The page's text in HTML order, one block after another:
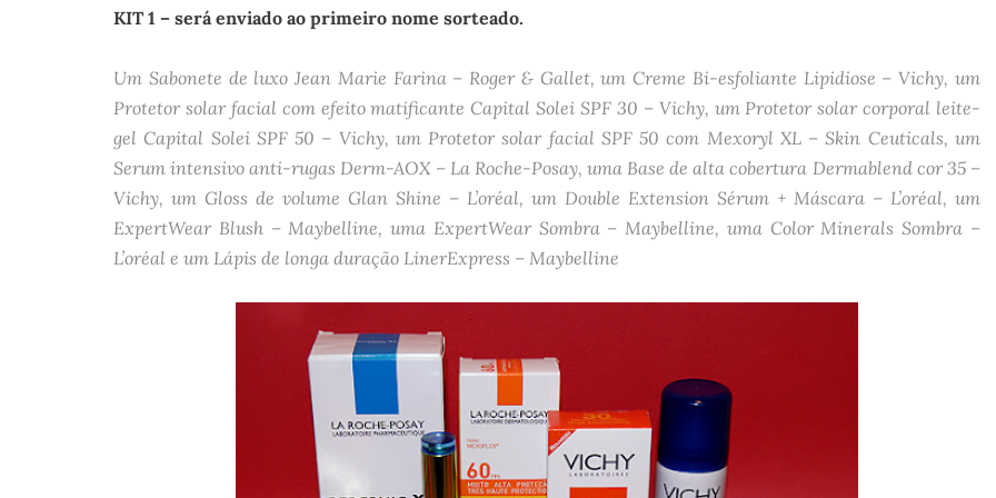
KIT 1 – será enviado ao primeiro nome sorteado.
Um Sabonete de luxo Jean Marie Farina – Roger & Gallet, um Creme Bi-esfoliante Lipidiose – Vichy, um
Protetor solar facial com efeito matificante Capital Solei SPF 30 – Vichy, um Protetor solar corporal leite-
gel Capital Solei SPF 50 – Vichy, um Protetor solar facial SPF 50 com Mexoryl XL – Skin Ceuticals, um
Serum intensivo anti-rugas Derm-AOX – La Roche-Posay, uma Base de alta cobertura Dermablend cor 35 –
Vichy, um Gloss de volume Glan Shine – L’oréal, um Double Extension Sérum + Máscara – L’oréal, um
ExpertWear Blush – Maybelline, uma ExpertWear Sombra – Maybelline, uma Color Minerals Sombra –
L’oréal e um Lápis de longa duração LinerExpress – Maybelline